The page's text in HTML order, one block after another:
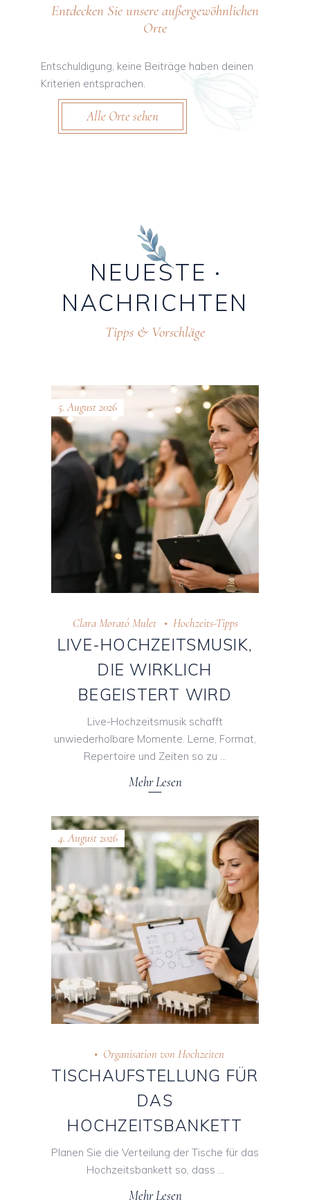
Entdecken Sie unsere außergewöhnlichen
Orte
Entschuldigung, keine Beiträge haben deinen
Kriterien entsprachen.
Alle Orte sehen
NEUESTE
NACHRICHTEN
Tipps & Vorschläge
5. August 2026
Clara Morató Mulet Hochzeits-Tipps
LIVE-HOCHZEITSMUSIK,
DIE WIRKLICH
BEGEISTERT WIRD
Live-Hochzeitsmusik schafft
unwiederholbare Momente. Lerne, Format,
Repertoire und Zeiten so zu
Mehr Lesen
4. August 2026
Organisation von Hochzeiten
TISCHAUFSTELLUNG FÜR
DAS
HOCHZEITSBANKETT
Planen Sie die Verteilung der Tische für das
Hochzeitsbankett so, dass
Mehr Lesen